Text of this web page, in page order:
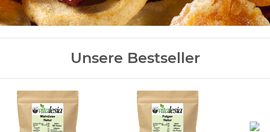
Unsere Bestseller